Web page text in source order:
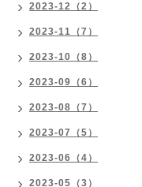
2023-12（2）
2023-11（7）
2023-10（8）
2023-09（6）
2023-08（7）
2023-07（5）
2023-06（4）
2023-05（3）